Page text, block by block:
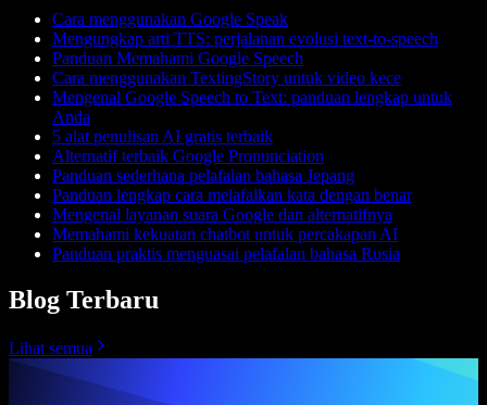
Cara menggunakan Google Speak
Mengungkap arti TTS: perjalanan evolusi text-to-speech
Panduan Memahami Google Speech
Cara menggunakan TextingStory untuk video kece
Mengenal Google Speech to Text: panduan lengkap untuk
Anda
5 alat penulisan AI gratis terbaik
Alternatif terbaik Google Pronunciation
Panduan sederhana pelafalan bahasa Jepang
Panduan lengkap cara melafalkan kata dengan benar
Mengenal layanan suara Google dan alternatifnya
Memahami kekuatan chatbot untuk percakapan AI
Panduan praktis menguasai pelafalan bahasa Rusia
Blog Terbaru
Lihat semua